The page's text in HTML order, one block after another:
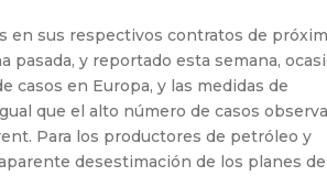
en sus respectivos contratos de
y reportado esta semana,
casos en Europa, y las medidas de
que el alto número de casos
Para los productores de petróleo y
desestimación de los planes de